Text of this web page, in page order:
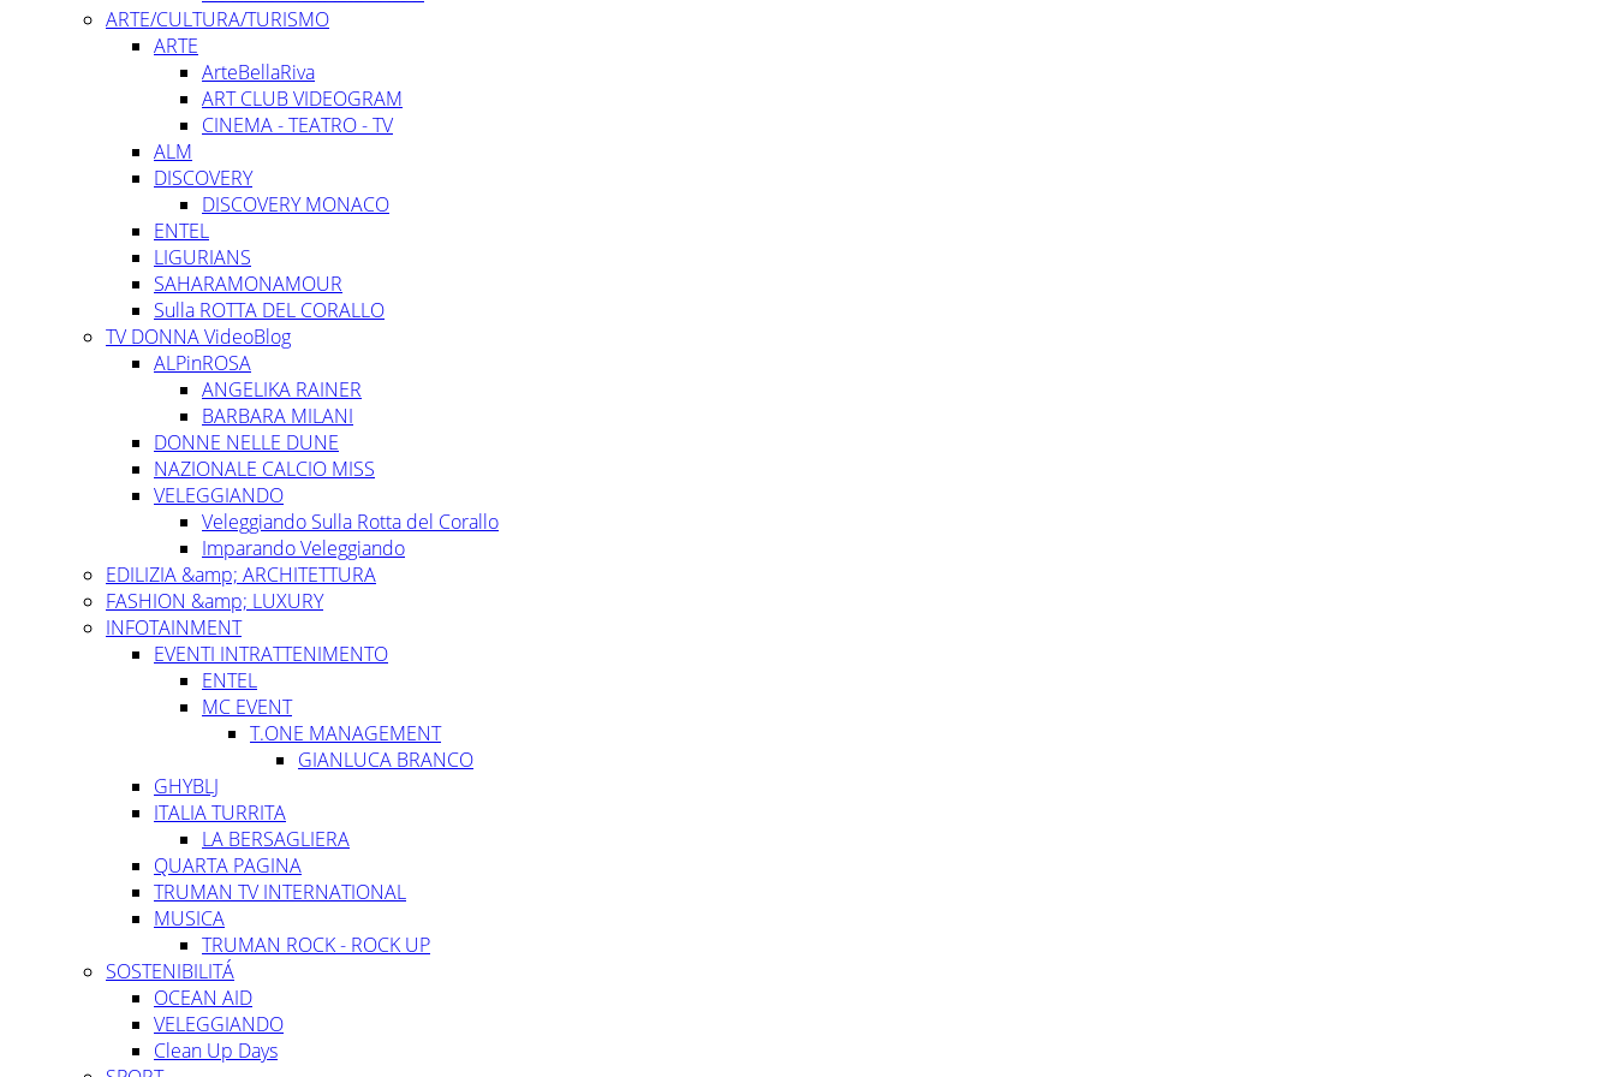
ARTE/CULTURA/TURISMO
ARTE
ArteBellaRiva
ART CLUB VIDEOGRAM
CINEMA - TEATRO - TV
ALM
DISCOVERY
DISCOVERY MONACO
ENTEL
LIGURIANS
SAHARAMONAMOUR
Sulla ROTTA DEL CORALLO
TV DONNA VideoBlog
ALPinROSA
ANGELIKA RAINER
BARBARA MILANI
DONNE NELLE DUNE
NAZIONALE CALCIO MISS
VELEGGIANDO
Veleggiando Sulla Rotta del Corallo
Imparando Veleggiando
EDILIZIA &amp; ARCHITETTURA
FASHION &amp; LUXURY
INFOTAINMENT
EVENTI INTRATTENIMENTO
ENTEL
MC EVENT
T.ONE MANAGEMENT
GIANLUCA BRANCO
GHYBLJ
ITALIA TURRITA
LA BERSAGLIERA
QUARTA PAGINA
TRUMAN TV INTERNATIONAL
MUSICA
TRUMAN ROCK - ROCK UP
SOSTENIBILITÁ
OCEAN AID
VELEGGIANDO
Clean Up Days